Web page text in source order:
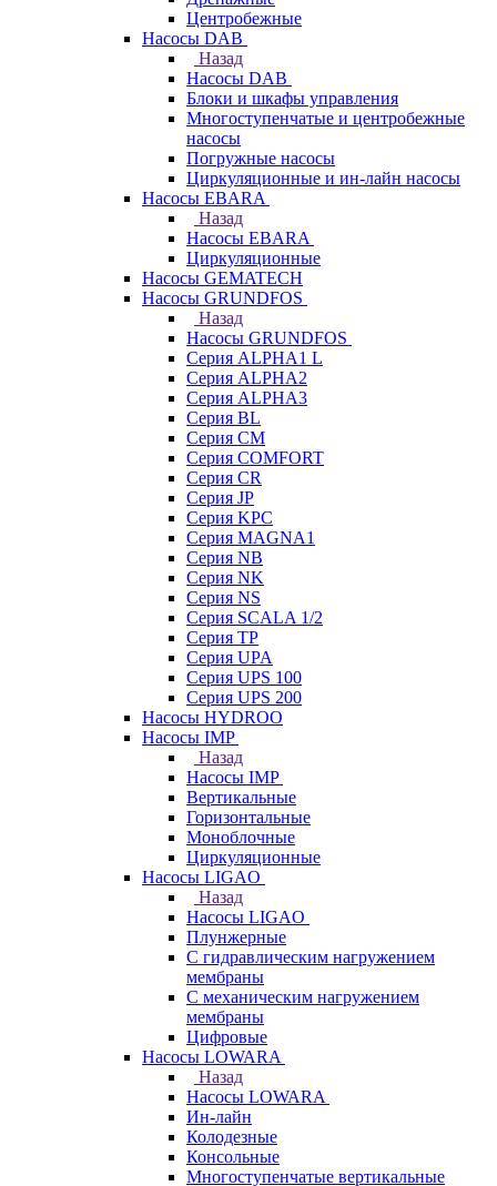
Центробежные
Насосы DAB
Назад
Насосы DAB
Блоки и шкафы управления
Многоступенчатые и центробежные
насосы
Погружные насосы
Циркуляционные и ин-лайн насосы
Насосы EBARA
Назад
Насосы EBARA
Циркуляционные
Насосы GEMATECH
Насосы GRUNDFOS
Назад
Насосы GRUNDFOS
Серия ALPHA1 L
Серия ALPHA2
Серия ALPHA3
Серия BL
Серия CM
Серия COMFORT
Серия CR
Серия JP
Серия KPC
Серия MAGNA1
Серия NB
Серия NK
Серия NS
Серия SCALA 1/2
Серия TP
Серия UPA
Серия UPS 100
Серия UPS 200
Насосы HYDROO
Насосы IMP
Назад
Насосы IMP
Вертикальные
Горизонтальные
Моноблочные
Циркуляционные
Насосы LIGAO
Назад
Насосы LIGAO
Плунжерные
С гидравлическим нагружением
мембраны
С механическим нагружением
мембраны
Цифровые
Насосы LOWARA
Назад
Насосы LOWARA
Ин-лайн
Колодезные
Консольные
Многоступенчатые вертикальные